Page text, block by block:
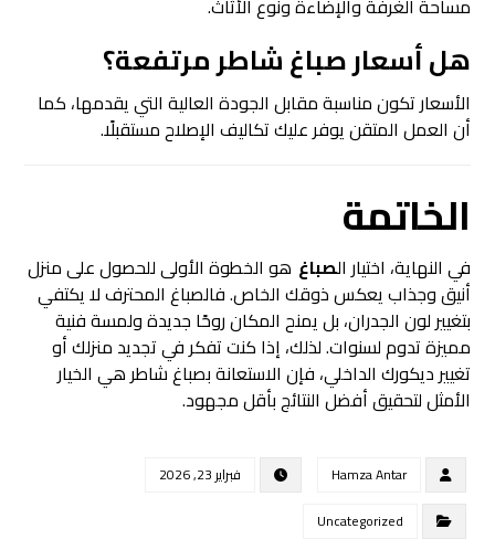
هل أسعار صباغ شاطر مرتفعة؟
الأسعار تكون مناسبة مقابل الجودة العالية التي يقدمها، كما
أن العمل المتقن يوفر عليك تكاليف الإصلاح مستقبلًا.
الخاتمة
في النهاية، اختيار الصباغ هو الخطوة الأولى للحصول على منزل
أنيق وجذاب يعكس ذوقك الخاص. فالصباغ المحترف لا يكتفي
بتغيير لون الجدران، بل يمنح المكان روحًا جديدة ولمسة فنية
مميزة تدوم لسنوات. لذلك، إذا كنت تفكر في تجديد منزلك أو
تغيير ديكورك الداخلي، فإن الاستعانة بصباغ شاطر هي الخيار
الأمثل لتحقيق أفضل النتائج بأقل مجهود.
Hamza Antar
فبراير 23, 2026
Uncategorized